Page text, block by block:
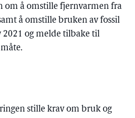
om å omstille fjernvarmen fra
å omstille bruken av fossil
og melde tilbake til
stille krav om bruk og